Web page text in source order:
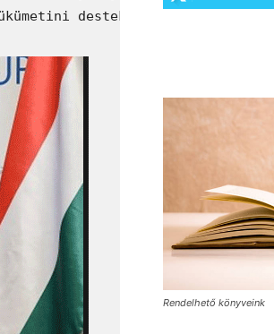
desteklediklerini
Rendelhető könyveink